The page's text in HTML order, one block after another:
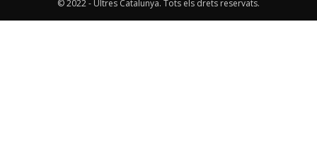
© 2022 - Ultres Catalunya. Tots els drets reservats.